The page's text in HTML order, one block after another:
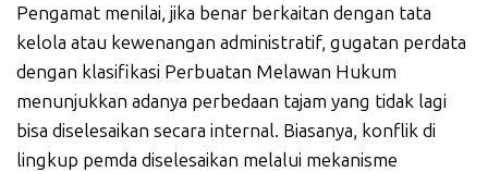
Pengamat menilai, jika benar berkaitan dengan tata
kelola atau kewenangan administratif, gugatan perdata
dengan klasifikasi Perbuatan Melawan Hukum
menunjukkan adanya perbedaan tajam yang tidak lagi
bisa diselesaikan secara internal. Biasanya, konflik di
lingkup pemda diselesaikan melalui mekanisme